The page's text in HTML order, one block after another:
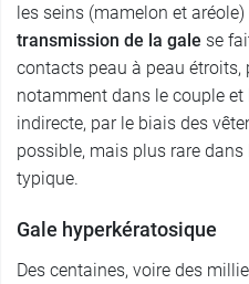
les seins (mamelon et
transmission de la gale se
contacts peau à peau étroits,
notamment dans le couple
indirecte, par le biais des
possible, mais plus rare
typique.
Gale hyperkératosique
Des centaines, voire des